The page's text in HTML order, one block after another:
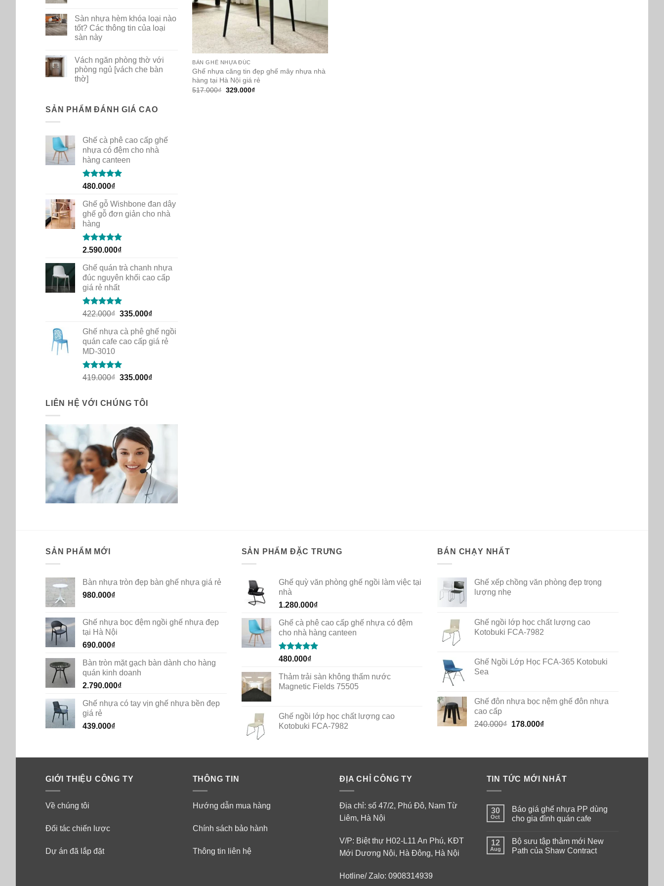
PP
dùng
cho
gia
cafe
on
Bộ
sưu
tập
New
Path
của
Shaw
Contract
Sàn nhựa hèm khóa loại nào
tốt? Các thông tin của loại
sàn này
on
Sàn
nhựa
hèm
tốt?
Các
loại
sàn
Vách ngăn phòng thờ với
phòng ngủ [vách che bàn
thờ]
Vách
phòng
ngủ
[vách
bàn
thờ]
SẢN PHẨM ĐÁNH GIÁ CAO
Ghế cà phê cao cấp ghế
nhựa có đệm cho nhà
hàng canteen
Rated5.00
480.000₫
Ghế gỗ Wishbone đan dây
ghế gỗ đơn giản cho nhà
hàng
Rated5.00
2.590.000₫
Ghế quán trà chanh nhựa
đúc nguyên khối cao cấp
giá rẻ nhất
Rated5.00
422.000₫ Original
was:
422.000₫.
335.000₫Current
is:
335.000₫.
Ghế nhựa cà phê ghế ngồi
quán cafe cao cấp giá rẻ
MD-3010
Rated5.00
419.000₫ Original
419.000₫.
335.000₫Current
LIÊN HỆ VỚI CHÚNG TÔI
BÀN GHẾ NHỰA ĐÚC
Ghế nhựa căng tin đẹp ghế mây nhựa nhà
hàng tại Hà Nội giá rẻ
517.000₫ Original
329.000₫Current
SẢN PHẨM MỚI
Bàn nhựa tròn đẹp bàn ghế nhựa giá rẻ
980.000₫
Ghế nhựa bọc đệm ngồi ghế nhựa đẹp
tại Hà Nội
690.000₫
Bàn tròn mặt gạch bàn dành cho hàng
quán kinh doanh
2.790.000₫
Ghế nhựa có tay vịn ghế nhựa bền đẹp
giá rẻ
439.000₫
SẢN PHẨM ĐẶC TRƯNG
Ghế quỳ văn phòng ghế ngồi làm việc tại
nhà
1.280.000₫
Ghế cà phê cao cấp ghế nhựa có đệm
cho nhà hàng canteen
Rated5.00
480.000₫
Thảm trải sàn không thấm nước
Magnetic Fields 75505
Ghế ngồi lớp học chất lượng cao
Kotobuki FCA-7982
BÁN CHẠY NHẤT
Ghế xếp chồng văn phòng đẹp trọng
lượng nhẹ
Ghế ngồi lớp học chất lượng cao
Kotobuki FCA-7982
Ghế Ngồi Lớp Học FCA-365 Kotobuki
Sea
Ghế đôn nhựa bọc nệm ghế đôn nhựa
cao cấp
240.000₫ Original
178.000₫Current
GIỚI THIỆU CÔNG TY
Về chúng tôi
Đối tác chiến lược
Dự án đã lắp đặt
THÔNG TIN
Hướng dẫn mua hàng
Chính sách bảo hành
Thông tin liên hệ
ĐỊA CHỈ CÔNG TY
Địa chỉ: số 47/2, Phú Đô, Nam Từ
Liêm, Hà Nội
V/P: Biệt thự H02-L11 An Phú, KĐT
Mới Dương Nội, Hà Đông, Hà Nội
Hotline/ Zalo: 0908314939
TIN TỨC MỚI NHẤT
30
Oct
Báo giá ghế nhựa PP dùng
cho gia đình quán cafe
on
Báo
giá
12
Aug
Bộ sưu tập thảm mới New
Path của Shaw Contract